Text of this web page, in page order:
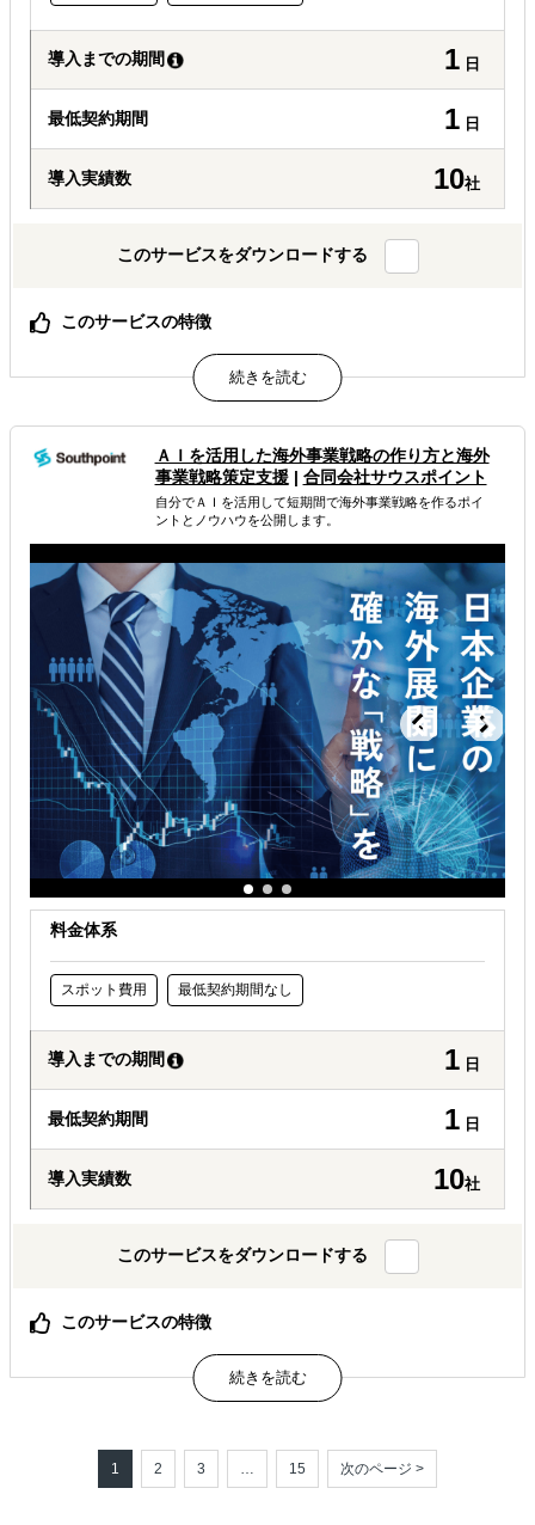
導入までの期間 1 日
最低契約期間 1 日
導入実績数 10社
このサービスをダウンロードする
このサービスの特徴
渡航費不要・アポイント不要でエキスパートへインタビュ
ー可能
海外のエキスパートの「生の声」と「熱気」があなたの会
議室に
中小企業でも手の届く価格設定、フォローアップも充実
属するジャンル
解決できる課題
自社事業に最適な進出形態を知りたい
自社商材に最適な販売方法を知りたい
自社商材の現地でのニーズを知りたい
ＡＩを活用した海外事業戦略 の作り方と海外
事業戦略策定支援| 合同会社サウスポイント
自分でＡＩを活用して短期間で海外事業戦略を作るポイ
ントとノウハウを公開します。
料金体系
スポット費用 最低契約期間なし
導入までの期間 1 日
最低契約期間 1 日
導入実績数 10社
このサービスをダウンロードする
このサービスの特徴
日本企業の海外展開に確かな「戦略」を、常識を覆すスピ
ードと費用でご提供
期間は１日、費用はわずか６９，８００円（税別）、国家
属するジャンル
1 2 3 … 15 次のページ >